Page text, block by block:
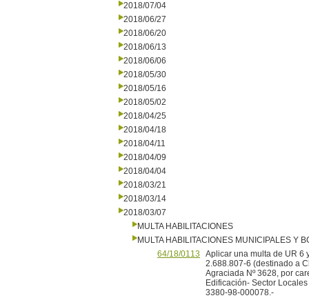
2018/07/04
2018/06/27
2018/06/20
2018/06/13
2018/06/06
2018/05/30
2018/05/16
2018/05/02
2018/04/25
2018/04/18
2018/04/11
2018/04/09
2018/04/04
2018/03/21
2018/03/14
2018/03/07
MULTA HABILITACIONES
MULTA HABILITACIONES MUNICIPALES Y
64/18/0113
Aplicar una multa de UR 6
2.688.807-6 (destinado a
Agraciada Nº 3628, por
Edificación- Sector
3380-98-000078.-